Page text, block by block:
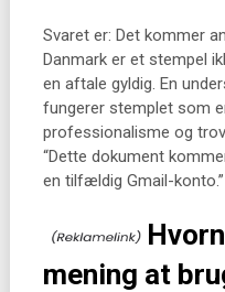
Svaret er: Det kommer
Danmark er et stempel
en aftale gyldig. En
fungerer stemplet som
professionalisme og
“Dette dokument
en tilfældig Gmail-konto.”
mening at